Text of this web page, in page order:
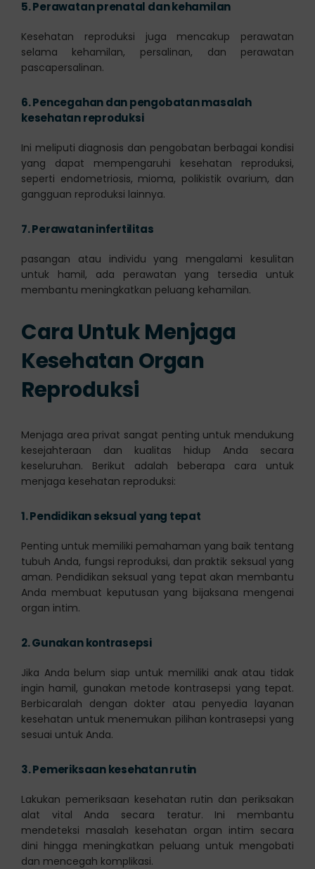
5.Perawatan prenatal dan kehamilan
Kesehatan reproduksi juga mencakup perawatan
selama kehamilan, persalinan, dan perawatan
pascapersalinan.
6.Pencegahan dan pengobatan masalah
kesehatan reproduksi
Ini meliputi diagnosis dan pengobatan berbagai kondisi
yang dapat mempengaruhi kesehatan reproduksi,
seperti endometriosis, mioma, polikistik ovarium, dan
gangguan reproduksi lainnya.
7.Perawatan infertilitas
pasangan atau individu yang mengalami kesulitan
untuk hamil, ada perawatan yang tersedia untuk
membantu meningkatkan peluang kehamilan.
Cara Untuk Menjaga
Kesehatan Organ
Reproduksi
Menjaga area privat sangat penting untuk mendukung
kesejahteraan dan kualitas hidup Anda secara
keseluruhan. Berikut adalah beberapa cara untuk
menjaga kesehatan reproduksi:
1.Pendidikan seksual yang tepat
Penting untuk memiliki pemahaman yang baik tentang
tubuh Anda, fungsi reproduksi, dan praktik seksual yang
aman. Pendidikan seksual yang tepat akan membantu
Anda membuat keputusan yang bijaksana mengenai
organ intim.
2.Gunakan kontrasepsi
Jika Anda belum siap untuk memiliki anak atau tidak
ingin hamil, gunakan metode kontrasepsi yang tepat.
Berbicaralah dengan dokter atau penyedia layanan
kesehatan untuk menemukan pilihan kontrasepsi yang
sesuai untuk Anda.
3.Pemeriksaan kesehatan rutin
Lakukan pemeriksaan kesehatan rutin dan periksakan
alat vital Anda secara teratur. Ini membantu
mendeteksi masalah kesehatan organ intim secara
dini hingga meningkatkan peluang untuk mengobati
dan mencegah komplikasi.